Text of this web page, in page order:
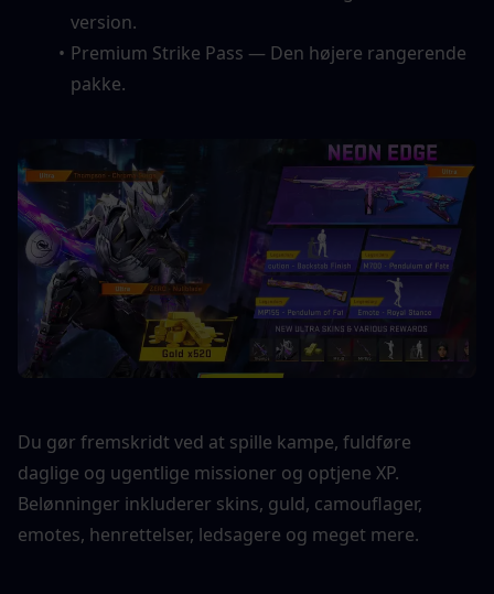
version.
Premium Strike Pass — Den højere rangerende
pakke.
Du gør fremskridt ved at spille kampe, fuldføre
daglige og ugentlige missioner og optjene XP.
Belønninger inkluderer skins, guld, camouflager,
emotes, henrettelser, ledsagere og meget mere.